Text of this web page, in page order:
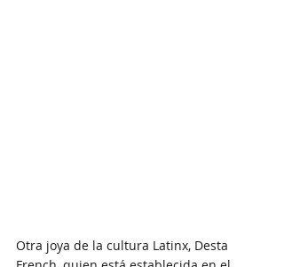
Otra joya de la cultura Latinx, Desta